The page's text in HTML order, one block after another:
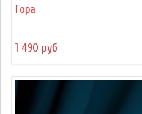
Гора
1 490 руб